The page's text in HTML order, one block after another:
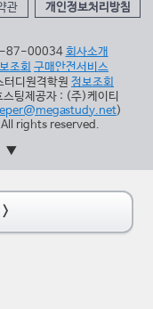
관 개인정보처리방침
87-00034회사소개
조회 구매안전서비스
디원격학원 정보조회
팅제공자 : (주)케이티
)
rights reserved.